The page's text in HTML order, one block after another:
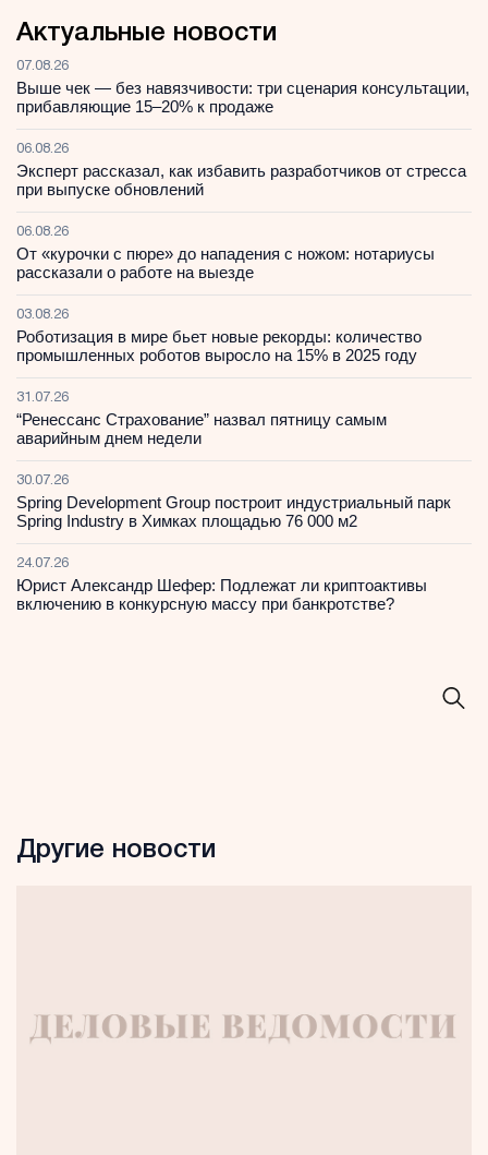
Актуальные новости
07.08.26
Выше чек — без навязчивости: три сценария консультации,
прибавляющие 15–20% к продаже
06.08.26
Эксперт рассказал, как избавить разработчиков от стресса
при выпуске обновлений
06.08.26
От «курочки с пюре» до нападения с ножом: нотариусы
рассказали о работе на выезде
03.08.26
Роботизация в мире бьет новые рекорды: количество
промышленных роботов выросло на 15% в 2025 году
31.07.26
“Ренессанс Страхование” назвал пятницу самым
аварийным днем недели
30.07.26
Spring Development Group построит индустриальный парк
Spring Industry в Химках площадью 76 000 м2
24.07.26
Юрист Александр Шефер: Подлежат ли криптоактивы
включению в конкурсную массу при банкротстве?
Другие новости